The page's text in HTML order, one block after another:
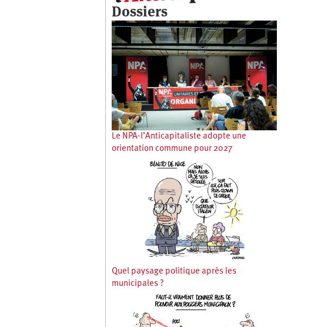
Dossiers
Le NPA-l’Anticapitaliste adopte une
orientation commune pour 2027
Quel paysage politique après les
municipales ?